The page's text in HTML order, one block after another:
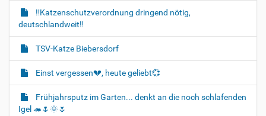
‼️Katzenschutzverordnung dringend nötig,
deutschlandweit‼️
TSV-Katze Biebersdorf
Einst vergessen💔, heute geliebt💞
Frühjahrsputz im Garten... denkt an die noch schlafenden
Igel 🦔🌷🌞🌷